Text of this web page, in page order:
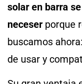
solar en barra
neceser porque
buscamos
de usar y